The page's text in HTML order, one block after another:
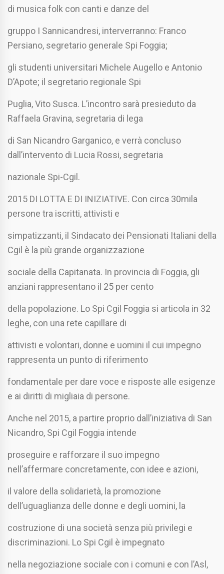
di musica folk con canti e danze del
gruppo I Sannicandresi, interverranno: Franco
Persiano, segretario generale Spi Foggia;
gli studenti universitari Michele Augello e Antonio
D’Apote; il segretario regionale Spi
Puglia, Vito Susca. L’incontro sarà presieduto da
Raffaela Gravina, segretaria di lega
di San Nicandro Garganico, e verrà concluso
dall’intervento di Lucia Rossi, segretaria
nazionale Spi-Cgil.
2015 DI LOTTA E DI INIZIATIVE. Con circa 30mila
persone tra iscritti, attivisti e
simpatizzanti, il Sindacato dei Pensionati Italiani della
Cgil è la più grande organizzazione
sociale della Capitanata. In provincia di Foggia, gli
anziani rappresentano il 25 per cento
della popolazione. Lo Spi Cgil Foggia si articola in 32
leghe, con una rete capillare di
attivisti e volontari, donne e uomini il cui impegno
rappresenta un punto di riferimento
fondamentale per dare voce e risposte alle esigenze
e ai diritti di migliaia di persone.
Anche nel 2015, a partire proprio dall’iniziativa di San
Nicandro, Spi Cgil Foggia intende
proseguire e rafforzare il suo impegno
nell’affermare concretamente, con idee e azioni,
il valore della solidarietà, la promozione
dell’uguaglianza delle donne e degli uomini, la
costruzione di una società senza più privilegi e
discriminazioni. Lo Spi Cgil è impegnato
nella negoziazione sociale con i comuni e con l’Asl,